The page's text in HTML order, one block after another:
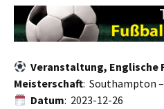
Veranstaltung, Englische
Meisterschaft: Southampton
Datum: 2023-12-26